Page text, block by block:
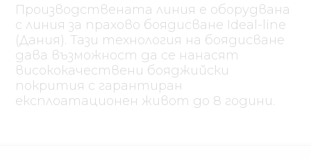
Производствената линия е оборудвана
с линия за прахово боядисване Ideal-line
(Дания). Тази технология на боядисване
дава възможност да се нанасят
висококачествени бояджийски
покрития с гарантиран
експлоатационен живот до 8 години.